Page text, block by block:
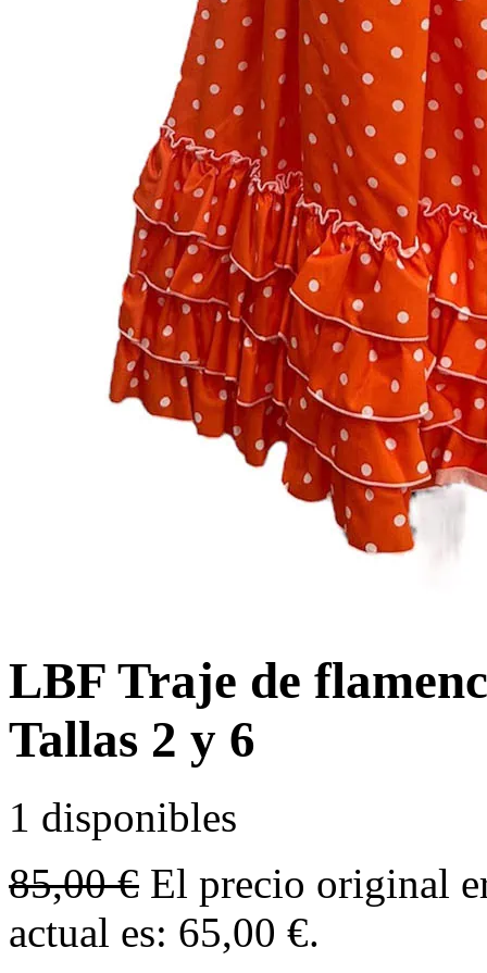
LBF Traje de
Tallas 2 y 6
1 disponibles
85,00€ El precio original
actual es: 65,00 €.